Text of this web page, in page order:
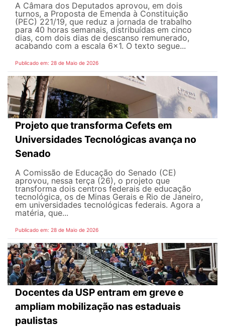
A Câmara dos Deputados aprovou, em dois
turnos, a Proposta de Emenda à Constituição
(PEC) 221/19, que reduz a jornada de trabalho
para 40 horas semanais, distribuídas em cinco
dias, com dois dias de descanso remunerado,
acabando com a escala 6x1. O texto segue...
Publicado em: 28 de Maio de 2026
Projeto que transforma Cefets em
Universidades Tecnológicas avança no
Senado
A Comissão de Educação do Senado (CE)
aprovou, nessa terça (26), o projeto que
transforma dois centros federais de educação
tecnológica, os de Minas Gerais e Rio de Janeiro,
em universidades tecnológicas federais. Agora a
matéria, que...
Publicado em: 28 de Maio de 2026
Docentes da USP entram em greve e
ampliam mobilização nas estaduais
paulistas